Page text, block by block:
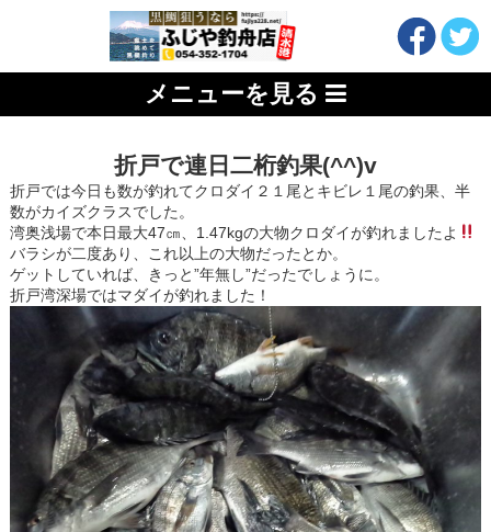
メニューを見る
折戸で連日二桁釣果(^^)v
折戸では今日も数が釣れてクロダイ２１尾とキビレ１尾の釣果、半
数がカイズクラスでした。
湾奥浅場で本日最大47㎝、1.47kgの大物クロダイが釣れましたよ
バラシが二度あり、これ以上の大物だったとか。
ゲットしていれば、きっと”年無し”だったでしょうに。
折戸湾深場ではマダイが釣れました！